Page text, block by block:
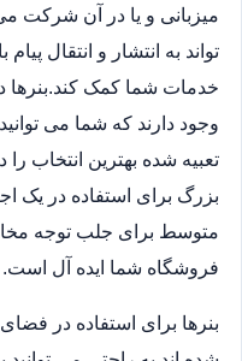
میزبانی و یا در آن شرکت
تواند به انتشار و انتقال
خدمات شما کمک کند.بنرها
وجود دارند که شما می
تعبیه شده بهترین انتخاب
بزرگ برای استفاده در یک
متوسط برای جلب توجه
فروشگاه شما ایده آل است.
بنرها برای استفاده در